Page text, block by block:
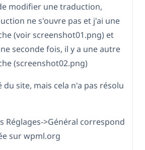
modifier une traduction,
ne s'ouvre pas et j'ai une
(voir screenshot01.png) et
seconde fois, il y a une autre
(screenshot02.png)
du site, mais cela n'a pas résolu
Réglages->Général correspond
sur wpml.org